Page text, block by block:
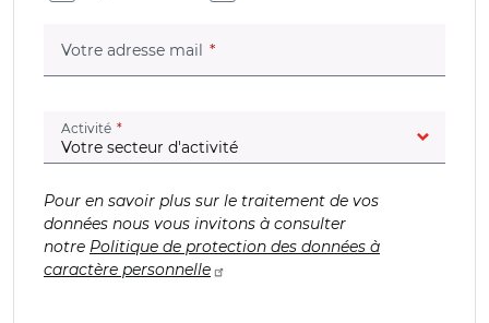
Votre adresse mail (champ obligatoire)
Activité (champ obligatoire)
Pour en savoir plus sur le traitement de vos
données nous vous invitons à consulter
notre Politique de protection des données à
caractère personnelle